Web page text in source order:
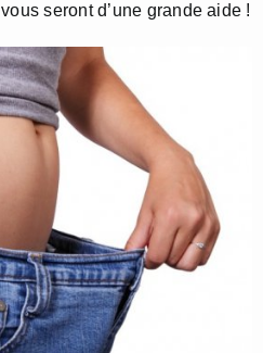
vous seront d’une grande aide !